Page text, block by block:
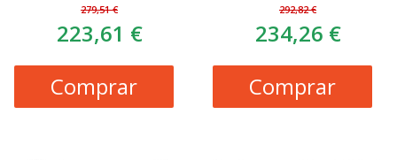
279,51 €
223,61 €
Comprar
292,82 €
234,26 €
Comprar